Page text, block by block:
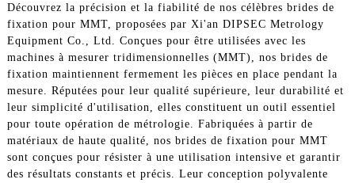
Découvrez la précision et la fiabilité de nos célèbres brides de
fixation pour MMT, proposées par Xi'an DIPSEC Metrology
Equipment Co., Ltd. Conçues pour être utilisées avec les
machines à mesurer tridimensionnelles (MMT), nos brides de
fixation maintiennent fermement les pièces en place pendant la
mesure. Réputées pour leur qualité supérieure, leur durabilité et
leur simplicité d'utilisation, elles constituent un outil essentiel
pour toute opération de métrologie. Fabriquées à partir de
matériaux de haute qualité, nos brides de fixation pour MMT
sont conçues pour résister à une utilisation intensive et garantir
des résultats constants et précis. Leur conception polyvalente